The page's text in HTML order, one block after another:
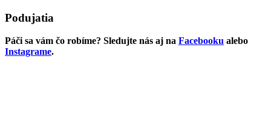
Podujatia
Páči sa vám čo robíme? Sledujte nás aj na Facebooku alebo
Instagrame.